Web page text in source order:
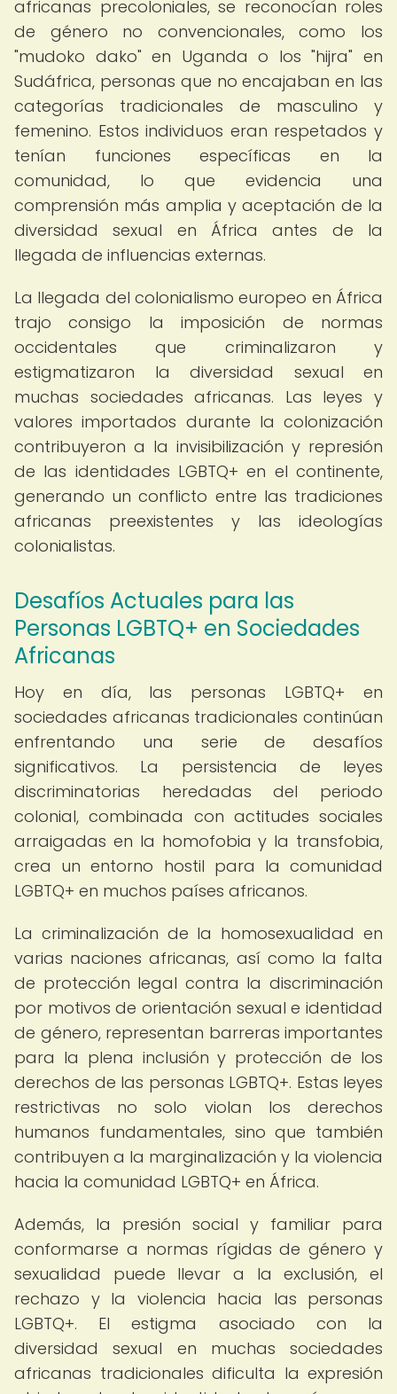
africanas precoloniales, se reconocían roles
de género no convencionales, como los
"mudoko dako" en Uganda o los "hijra" en
Sudáfrica, personas que no encajaban en las
categorías tradicionales de masculino y
femenino. Estos individuos eran respetados y
tenían funciones específicas en la
comunidad, lo que evidencia una
comprensión más amplia y aceptación de la
diversidad sexual en África antes de la
llegada de influencias externas.
La llegada del colonialismo europeo en África
trajo consigo la imposición de normas
occidentales que criminalizaron y
estigmatizaron la diversidad sexual en
muchas sociedades africanas. Las leyes y
valores importados durante la colonización
contribuyeron a la invisibilización y represión
de las identidades LGBTQ+ en el continente,
generando un conflicto entre las tradiciones
africanas preexistentes y las ideologías
colonialistas.
Desafíos Actuales para las
Personas LGBTQ+ en Sociedades
Africanas
Hoy en día, las personas LGBTQ+ en
sociedades africanas tradicionales continúan
enfrentando una serie de desafíos
significativos. La persistencia de leyes
discriminatorias heredadas del periodo
colonial, combinada con actitudes sociales
arraigadas en la homofobia y la transfobia,
crea un entorno hostil para la comunidad
LGBTQ+ en muchos países africanos.
La criminalización de la homosexualidad en
varias naciones africanas, así como la falta
de protección legal contra la discriminación
por motivos de orientación sexual e identidad
de género, representan barreras importantes
para la plena inclusión y protección de los
derechos de las personas LGBTQ+. Estas leyes
restrictivas no solo violan los derechos
humanos fundamentales, sino que también
contribuyen a la marginalización y la violencia
hacia la comunidad LGBTQ+ en África.
Además, la presión social y familiar para
conformarse a normas rígidas de género y
sexualidad puede llevar a la exclusión, el
rechazo y la violencia hacia las personas
LGBTQ+. El estigma asociado con la
diversidad sexual en muchas sociedades
africanas tradicionales dificulta la expresión